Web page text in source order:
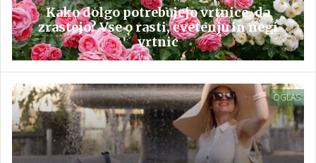
Kako dolgo potrebujejo vrtnice, da
zrastejo? Vse o rasti, cvetenju in negi
vrtnic
OGLAS